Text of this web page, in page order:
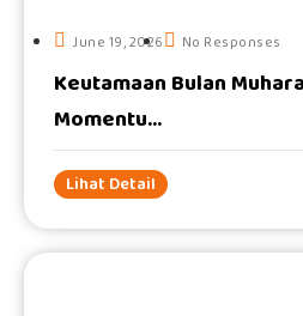
June 19, 2026 No Responses
Keutamaan Bulan
Momentu...
Lihat Detail